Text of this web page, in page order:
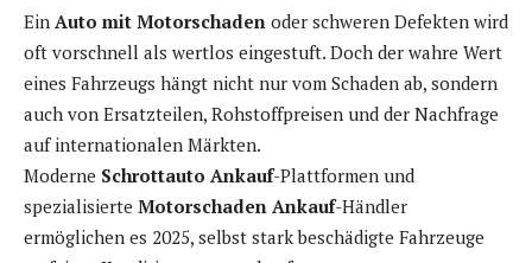
Ein Auto mit Motorschaden oder schweren Defekten wird
oft vorschnell als wertlos eingestuft. Doch der wahre Wert
eines Fahrzeugs hängt nicht nur vom Schaden ab, sondern
auch von Ersatzteilen, Rohstoffpreisen und der Nachfrage
auf internationalen Märkten.
Moderne Schrottauto Ankauf-Plattformen und
spezialisierte Motorschaden Ankauf-Händler
ermöglichen es 2025, selbst stark beschädigte Fahrzeuge